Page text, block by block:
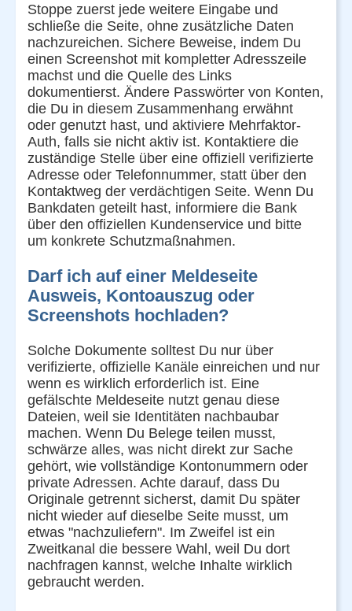
Stoppe zuerst jede weitere Eingabe und
schließe die Seite, ohne zusätzliche Daten
nachzureichen. Sichere Beweise, indem Du
einen Screenshot mit kompletter Adresszeile
machst und die Quelle des Links
dokumentierst. Ändere Passwörter von Konten,
die Du in diesem Zusammenhang erwähnt
oder genutzt hast, und aktiviere Mehrfaktor-
Auth, falls sie nicht aktiv ist. Kontaktiere die
zuständige Stelle über eine offiziell verifizierte
Adresse oder Telefonnummer, statt über den
Kontaktweg der verdächtigen Seite. Wenn Du
Bankdaten geteilt hast, informiere die Bank
über den offiziellen Kundenservice und bitte
um konkrete Schutzmaßnahmen.
Darf ich auf einer Meldeseite
Ausweis, Kontoauszug oder
Screenshots hochladen?
Solche Dokumente solltest Du nur über
verifizierte, offizielle Kanäle einreichen und nur
wenn es wirklich erforderlich ist. Eine
gefälschte Meldeseite nutzt genau diese
Dateien, weil sie Identitäten nachbaubar
machen. Wenn Du Belege teilen musst,
schwärze alles, was nicht direkt zur Sache
gehört, wie vollständige Kontonummern oder
private Adressen. Achte darauf, dass Du
Originale getrennt sicherst, damit Du später
nicht wieder auf dieselbe Seite musst, um
etwas "nachzuliefern". Im Zweifel ist ein
Zweitkanal die bessere Wahl, weil Du dort
nachfragen kannst, welche Inhalte wirklich
gebraucht werden.